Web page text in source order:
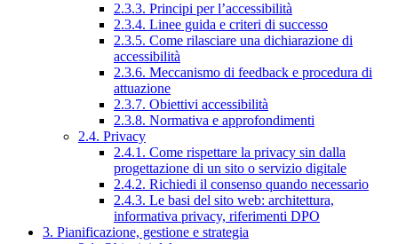
2.3.3. Principi per l’accessibilità
2.3.4. Linee guida e criteri di successo
2.3.5. Come rilasciare una dichiarazione di
accessibilità
2.3.6. Meccanismo di feedback e procedura di
attuazione
2.3.7. Obiettivi accessibilità
2.3.8. Normativa e approfondimenti
2.4. Privacy
2.4.1. Come rispettare la privacy sin dalla
progettazione di un sito o servizio digitale
2.4.2. Richiedi il consenso quando necessario
2.4.3. Le basi del sito web: architettura,
informativa privacy, riferimenti DPO
3. Pianificazione, gestione e strategia